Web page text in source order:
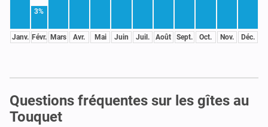
Janv.
3%
Févr. Mars Avr. Mai Juin Juil. Août Sept. Oct. Nov. Déc.
Questions fréquentes sur les gîtes au
Touquet